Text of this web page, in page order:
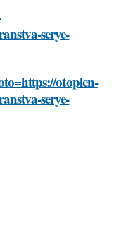
serye-
otoplen-
serye-